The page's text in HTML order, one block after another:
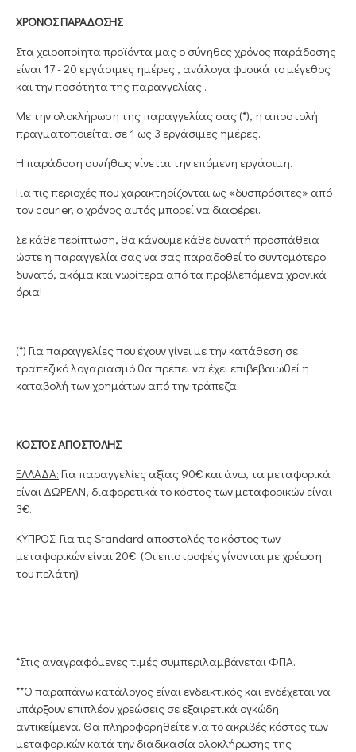
ΧΡΟΝΟΣ ΠΑΡΑΔΟΣΗΣ
Στα χειροποίητα προϊόντα μας ο σύνηθες χρόνος παράδοσης
είναι 17 - 20 εργάσιμες ημέρες , ανάλογα φυσικά το μέγεθος
και την ποσότητα της παραγγελίας .
Με την ολοκλήρωση της παραγγελίας σας (*), η αποστολή
πραγματοποιείται σε 1 ως 3 εργάσιμες ημέρες.
Η παράδοση συνήθως γίνεται την επόμενη εργάσιμη.
Για τις περιοχές που χαρακτηρίζονται ως «δυσπρόσιτες» από
τον courier, ο χρόνος αυτός μπορεί να διαφέρει.
Σε κάθε περίπτωση, θα κάνουμε κάθε δυνατή προσπάθεια
ώστε η παραγγελία σας να σας παραδοθεί το συντομότερο
δυνατό, ακόμα και νωρίτερα από τα προβλεπόμενα χρονικά
όρια!
(*) Για παραγγελίες που έχουν γίνει με την κατάθεση σε
τραπεζικό λογαριασμό θα πρέπει να έχει επιβεβαιωθεί η
καταβολή των χρημάτων από την τράπεζα.
ΚΟΣΤΟΣ ΑΠΟΣΤΟΛΗΣ
ΕΛΛΑΔΑ: Για παραγγελίες αξίας 90€ και άνω, τα μεταφορικά
είναι ΔΩΡΕΑΝ, διαφορετικά το κόστος των μεταφορικών είναι
3€.
ΚΥΠΡΟΣ: Για τις Standard αποστολές το κόστος των
μεταφορικών είναι 20€. (Οι επιστροφές γίνονται με χρέωση
του πελάτη)
*Στις αναγραφόμενες τιμές συμπεριλαμβάνεται ΦΠΑ.
**Ο παραπάνω κατάλογος είναι ενδεικτικός και ενδέχεται να
υπάρξουν επιπλέον χρεώσεις σε εξαιρετικά ογκώδη
αντικείμενα. Θα πληροφορηθείτε για το ακριβές κόστος των
μεταφορικών κατά την διαδικασία ολοκλήρωσης της